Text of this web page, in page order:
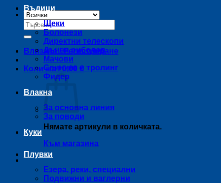
Търсене
за:
Влизане / Регистриране
Количка /0,00 €
Нямате артикули в количката.
Към магазина
Въдици
Щеки
Болонези
Директни телескопи
Дънен риболов
Мачови
Спининг и тролинг
Фидер
Влакна
За основна линия
За поводи
Куки
Плувки
Езера, реки, специални
Подвижни и ваглерни